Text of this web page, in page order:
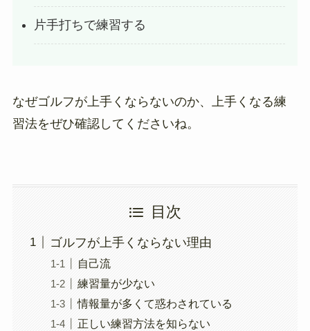
片手打ちで練習する
なぜゴルフが上手くならないのか、上手くなる練
習法をぜひ確認してくださいね。
目次
ゴルフが上手くならない理由
自己流
練習量が少ない
情報量が多くて惑わされている
正しい練習方法を知らない